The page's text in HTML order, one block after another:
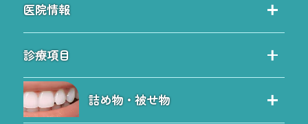
医院情報
院長紹介
院内感染予防対策
診療項目
診療項目
保険治療の特徴
詰め物・被せ物